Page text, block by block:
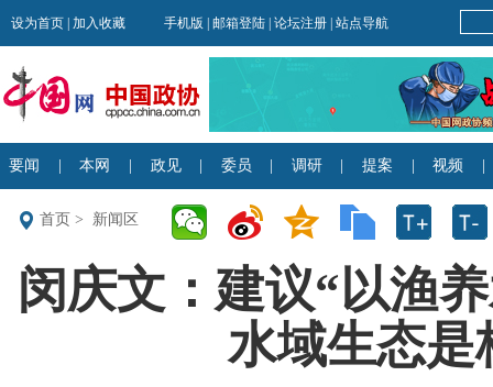
首页 > 新闻区
闵庆文：建议“以渔
水域生态是